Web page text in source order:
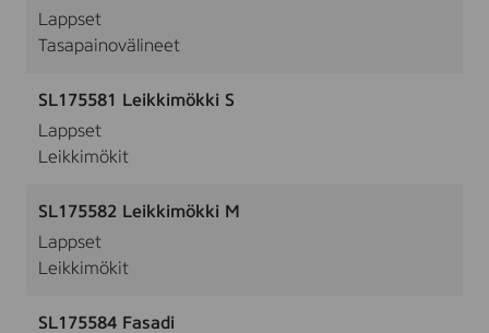
Lappset
Tasapainovälineet
SL175581 Leikkimökki S
Lappset
Leikkimökit
SL175582 Leikkimökki M
Lappset
Leikkimökit
SL175584 Fasadi​